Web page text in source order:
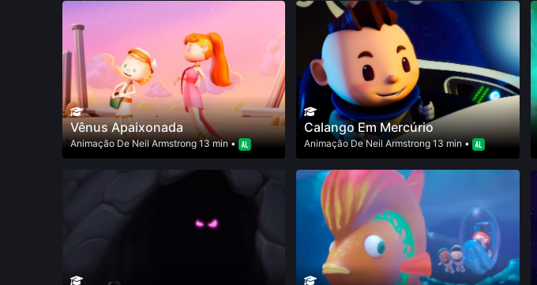
Vênus Apaixonada
AnimaçãoDeNeil Armstrong13 min •
Calango Em Mercúrio
AnimaçãoDeNeil Armstrong13 min •